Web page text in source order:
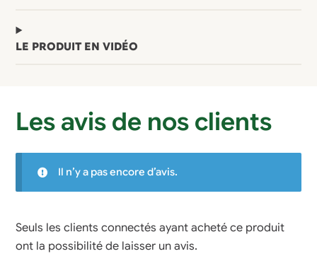
LE PRODUIT EN VIDÉO
Les avis de nos clients
Il n’y a pas encore d’avis.
Seuls les clients connectés ayant acheté ce produit
ont la possibilité de laisser un avis.